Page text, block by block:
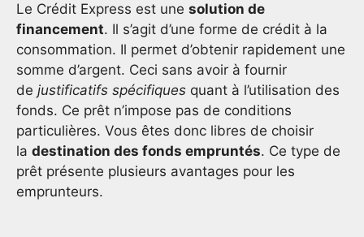
Le Crédit Express est une solution de
financement. Il s’agit d’une forme de crédit à la
consommation. Il permet d’obtenir rapidement une
somme d’argent. Ceci sans avoir à fournir
de justificatifs spécifiques quant à l’utilisation des
fonds. Ce prêt n’impose pas de conditions
particulières. Vous êtes donc libres de choisir
la destination des fonds empruntés. Ce type de
prêt présente plusieurs avantages pour les
emprunteurs.